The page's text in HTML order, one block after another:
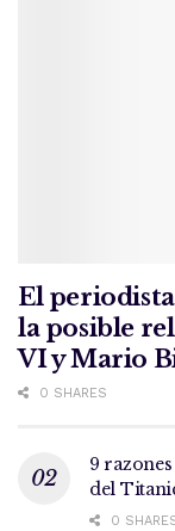
El
la posible
VI y Mario
0 SHARES
9
del
0